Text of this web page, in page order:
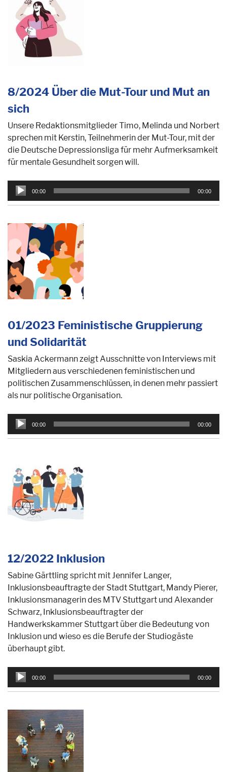
8/2024 Über die Mut-Tour und Mut an
sich
Unsere Redaktionsmitglieder Timo, Melinda und Norbert
sprechen mit Kerstin, Teilnehmerin der Mut-Tour, mit der
die Deutsche Depressionsliga für mehr Aufmerksamkeit
für mentale Gesundheit sorgen will.
Audio-
Player
00:00 00:00
01/2023 Feministische Gruppierung
und Solidarität
Saskia Ackermann zeigt Ausschnitte von Interviews mit
Mitgliedern aus verschiedenen feministischen und
politischen Zusammenschlüssen, in denen mehr passiert
als nur politische Organisation.
Audio-
Player
00:00 00:00
12/2022 Inklusion
Sabine Gärttling spricht mit Jennifer Langer,
Inklusionsbeauftragte der Stadt Stuttgart, Mandy Pierer,
Inklusionsmanagerin des MTV Stuttgart und Alexander
Schwarz, Inklusionsbeauftragter der
Handwerkskammer Stuttgart über die Bedeutung von
Inklusion und wieso es die Berufe der Studiogäste
überhaupt gibt.
Audio-
Player
00:00 00:00